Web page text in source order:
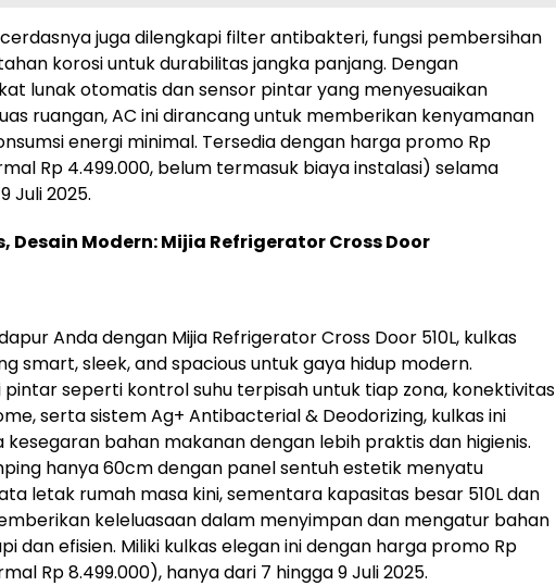
juga dilengkapi filter antibakteri, fungsi pembersihan
korosi untuk durabilitas jangka panjang. Dengan
lunak otomatis dan sensor pintar yang menyesuaikan
ruangan, AC ini dirancang untuk memberikan kenyamanan
energi minimal. Tersedia dengan harga promo Rp
Rp 4.499.000, belum termasuk biaya instalasi) selama
Juli 2025.
Desain Modern: Mijia Refrigerator Cross Door
Anda dengan Mijia Refrigerator Cross Door 510L, kulkas
smart, sleek, and spacious untuk gaya hidup modern.
pintar seperti kontrol suhu terpisah untuk tiap zona, konektivitas
serta sistem Ag+ Antibacterial & Deodorizing, kulkas ini
bahan makanan dengan lebih praktis dan higienis.
hanya 60cm dengan panel sentuh estetik menyatu
letak rumah masa kini, sementara kapasitas besar 510L dan
keleluasaan dalam menyimpan dan mengatur bahan
dan efisien. Miliki kulkas elegan ini dengan harga promo Rp
Rp 8.499.000), hanya dari 7 hingga 9 Juli 2025.